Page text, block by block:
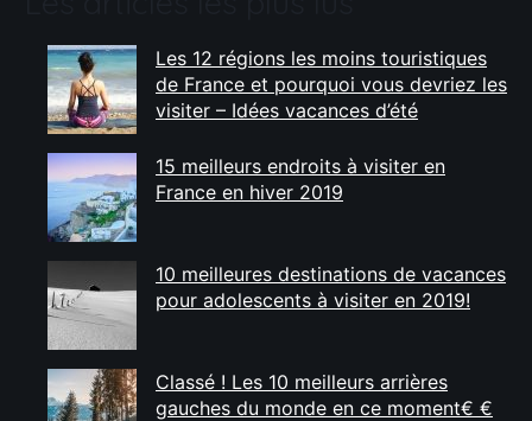
Les 12 régions les moins touristiques
de France et pourquoi vous devriez les
visiter – Idées vacances d’été
15 meilleurs endroits à visiter en
France en hiver 2019
10 meilleures destinations de vacances
pour adolescents à visiter en 2019!
Classé ! Les 10 meilleurs arrières
gauches du monde en ce moment€ €